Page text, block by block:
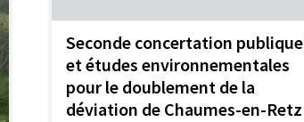
Seconde concertation publique
et études environnementales
pour le doublement de la
déviation de Chaumes-en-Retz